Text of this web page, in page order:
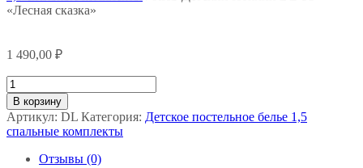
«Лесная сказка»
1 490,00 ₽
Количество
товара
КПБ
Детский
Поплин
DL-
В корзину
Артикул: DL Категория: Детское постельное белье 1,5
спальные комплекты
Отзывы (0)